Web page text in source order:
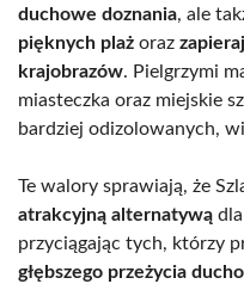
duchowe doznania, ale
pięknych plaż oraz
krajobrazów. Pielgrzymi
miasteczka oraz miejskie
bardziej odizolowanych,
Te walory sprawiają, że
atrakcyjną alternatywą
przyciągając tych, którzy
głębszego przeżycia